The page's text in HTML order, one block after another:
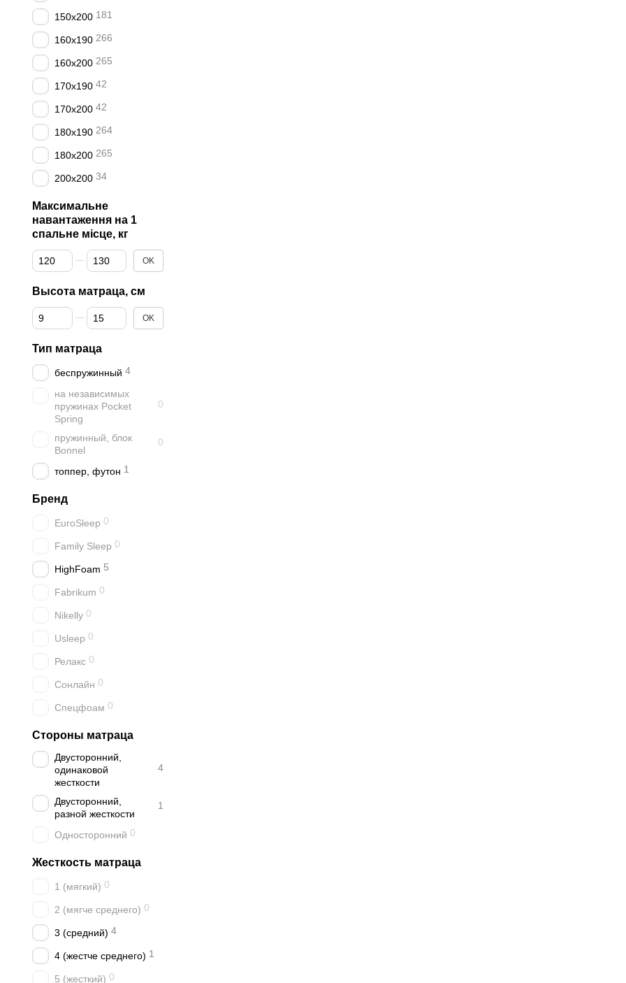
150x200 181
160x190 266
160x200 265
170x190 42
170x200 42
180x190 264
180х200 265
200x200 34
Максимальне
навантаження на 1
спальне місце, кг
От Максимальне навантаження на 1 спальне місце, кг
До Максимальне навантаження на 1 спальне місце, кг
OK
Высота матраца, см
От Высота матраца, см
До Высота матраца, см OK
Тип матраца
беспружинный 4
на независимых
пружинах Pocket
Spring
0
пружинный, блок
Bonnel
0
топпер, футон 1
Бренд
EuroSleep 0
Family Sleep 0
HighFoam 5
Fabrikum 0
Nikelly 0
Usleep 0
Релакс 0
Сонлайн 0
Спецфоам 0
Стороны матраца
Двусторонний,
одинаковой
жесткости
4
Двусторонний,
разной жесткости
1
Односторонний 0
Жесткость матраца
1 (мягкий) 0
2 (мягче среднего) 0
3 (средний) 4
4 (жестче среднего) 1
5 (жесткий) 0